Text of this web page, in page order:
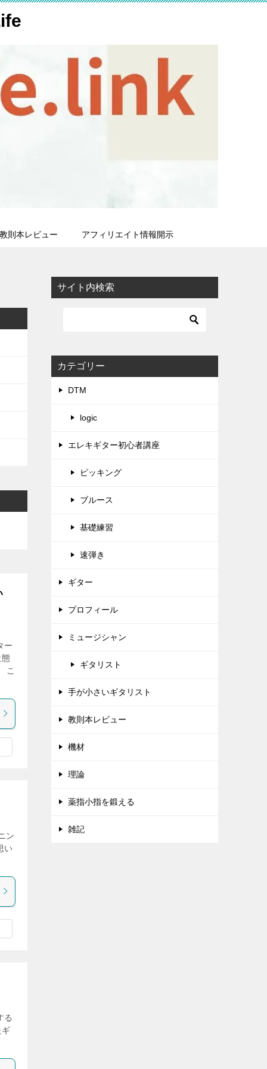
教則本レビュー アフィリエイト情報開示
ー
態
こ
ン
い
る
サイト内検索
カテゴリー
DTM
logic
エレキギター初心者講座
ピッキング
ブルース
基礎練習
速弾き
ギター
プロフィール
ミュージシャン
ギタリスト
手が小さいギタリスト
教則本レビュー
機材
理論
薬指小指を鍛える
雑記